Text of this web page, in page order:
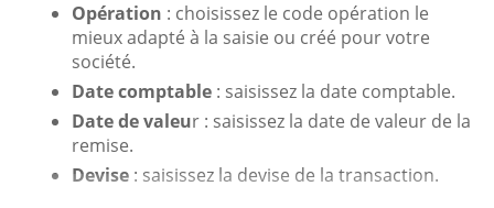
Opération : choisissez le code opération le
mieux adapté à la saisie ou créé pour votre
société.
Date comptable : saisissez la date comptable.
Date de valeur : saisissez la date de valeur de la
remise.
Devise : saisissez la devise de la transaction.